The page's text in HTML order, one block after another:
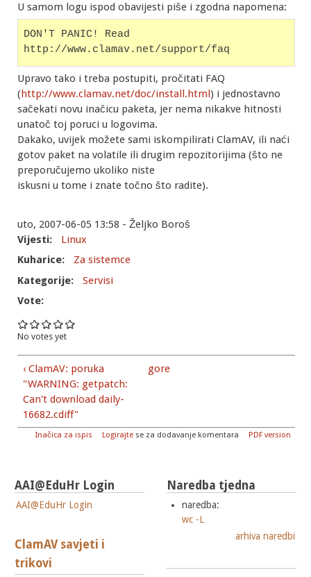
U samom logu ispod obavijesti piše i zgodna napomena:
DON'T PANIC! Read
http://www.clamav.net/support/faq
Upravo tako i treba postupiti, pročitati FAQ
(http://www.clamav.net/doc/install.html) i jednostavno
sačekati novu inačicu paketa, jer nema nikakve hitnosti
unatoč toj poruci u logovima.
Dakako, uvijek možete sami iskompilirati ClamAV, ili naći
gotov paket na volatile ili drugim repozitorijima (što ne
preporučujemo ukoliko niste
iskusni u tome i znate točno što radite).
uto, 2007-06-05 13:58 - Željko Boroš
Vijesti:
Linux
Kuharice:
Za sistemce
Kategorije:
Servisi
Vote:
No votes yet
‹ ClamAV: poruka
"WARNING: getpatch:
Can't download daily-
16682.cdiff"
gore
Inačica za ispis Logirajte se za dodavanje komentara PDF version
AAI@EduHr Login
AAI@EduHr Login
ClamAV savjeti i
trikovi
Naredba tjedna
naredba:
wc -L
arhiva naredbi